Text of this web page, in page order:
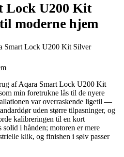
Lock U200 Kit
moderne hjem
af Aqara Smart Lock U200 Kit
min foretrukne lås til de nyere
var overraskende ligetil —
uden større tilpasninger, og
kalibreringen til en kort
solid i hånden; motoren er mere
klik, og finishen i sølv passer